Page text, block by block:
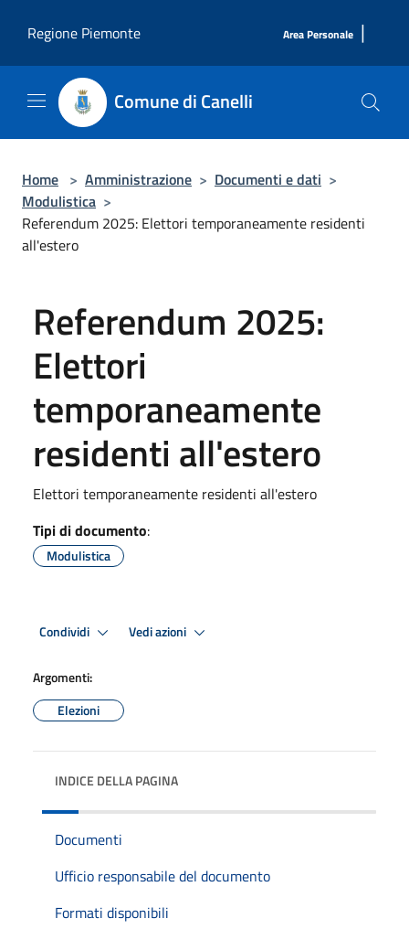
Regione Piemonte
Area Personale |
Comune di Canelli
Home > Amministrazione > Documenti e dati >
Modulistica >
Referendum 2025: Elettori temporaneamente residenti
all'estero
Referendum 2025:
Elettori
temporaneamente
residenti all'estero
Elettori temporaneamente residenti all'estero
Tipi di documento:
Modulistica
Condividi Vedi azioni
Argomenti:
Elezioni
INDICE DELLA PAGINA
Documenti
Ufficio responsabile del documento
Formati disponibili